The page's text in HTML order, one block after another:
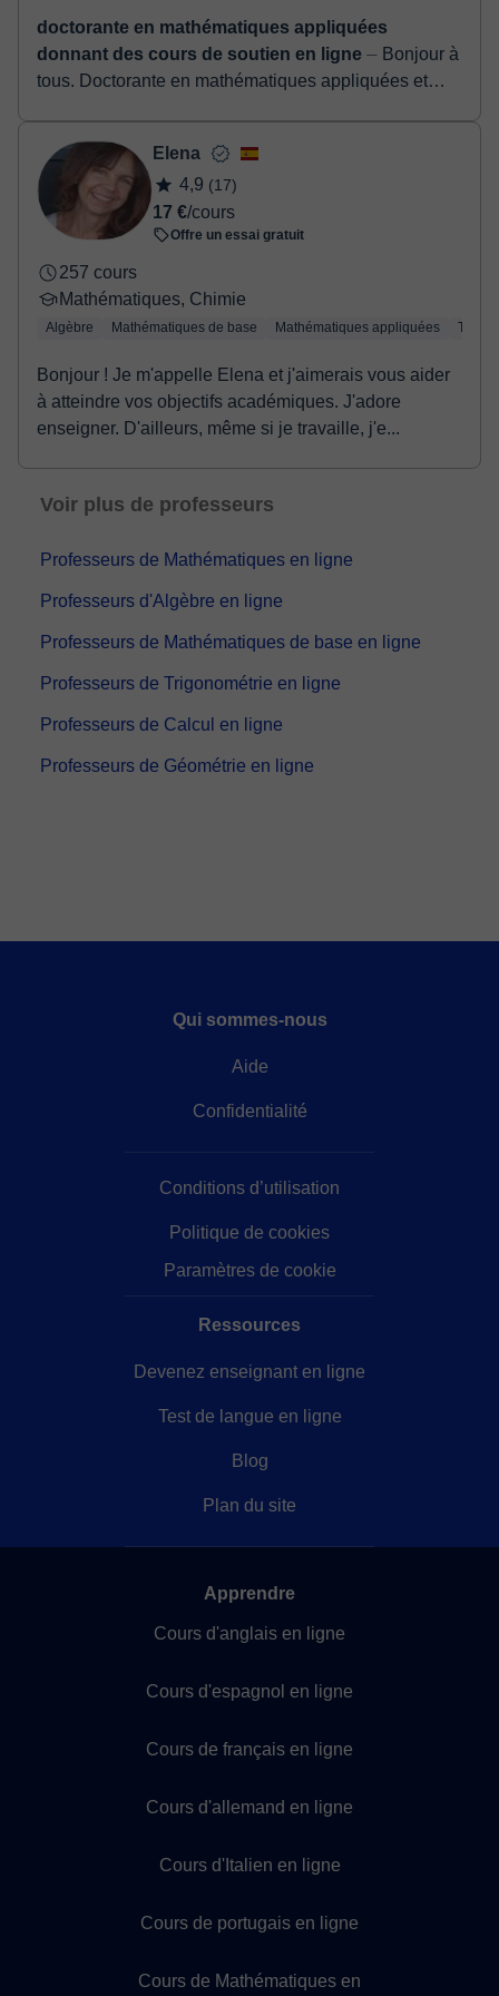
doctorante en mathématiques appliquées
donnant des cours de soutien en ligne ⏤ Bonjour à
tous. Doctorante en mathématiques appliquées et
Elena
4,9 (17)
17 €/cours
Offre un essai gratuit
257 cours
Mathématiques, Chimie
Algèbre Mathématiques de base Mathématiques appliquées
Bonjour ! Je m'appelle Elena et j'aimerais vous aider
à atteindre vos objectifs académiques. J'adore
enseigner. D'ailleurs, même si je travaille, j'e...
Voir plus de professeurs
Professeurs de Mathématiques en ligne
Professeurs d'Algèbre en ligne
Professeurs de Mathématiques de base en ligne
Professeurs de Trigonométrie en ligne
Professeurs de Calcul en ligne
Professeurs de Géométrie en ligne
Qui sommes-nous
Aide
Confidentialité
Conditions d’utilisation
Politique de cookies
Paramètres de cookie
Ressources
Devenez enseignant en ligne
Test de langue en ligne
Blog
Plan du site
Apprendre
Cours d'anglais en ligne
Cours d'espagnol en ligne
Cours de français en ligne
Cours d'allemand en ligne
Cours d'Italien en ligne
Cours de portugais en ligne
Cours de Mathématiques en